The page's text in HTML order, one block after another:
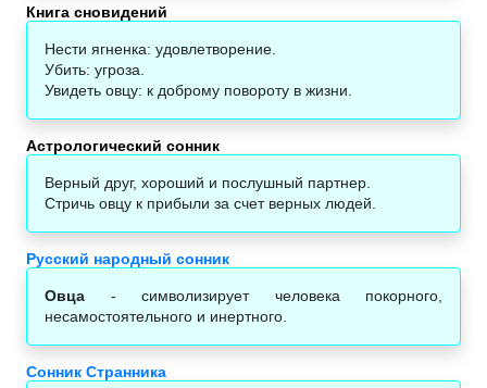
Книга сновидений
Нести ягненка: удовлетворение.
Убить: угроза.
Увидеть овцу: к доброму повороту в жизни.
Астрологический сонник‎
Верный друг, хороший и послушный партнер.
Стричь овцу к прибыли за счет верных людей.
Русский народный сонник
Овца - символизирует человека покорного,
несамостоятельного и инертного.
Сонник Странника